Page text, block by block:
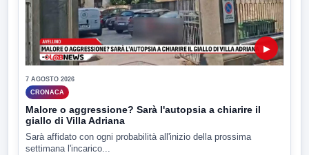
▶
7 AGOSTO 2026
CRONACA
Malore o aggressione? Sarà l'autopsia a chiarire il
giallo di Villa Adriana
Sarà affidato con ogni probabilità all'inizio della prossima
settimana l'incarico...